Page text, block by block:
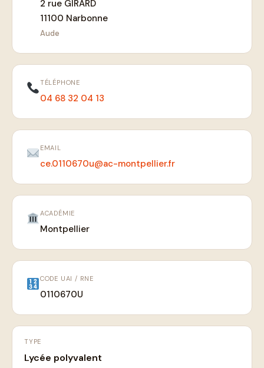
2 rue GIRARD
11100 Narbonne
Aude
TÉLÉPHONE
04 68 32 04 13
EMAIL
ce.0110670u@ac-montpellier.fr
ACADÉMIE
Montpellier
CODE UAI / RNE
0110670U
TYPE
Lycée polyvalent